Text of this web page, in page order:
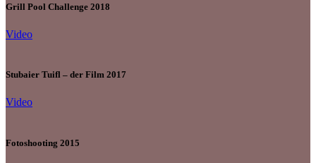
Grill Pool Challenge 2018
Video
Stubaier Tuifl – der Film 2017
Video
Fotoshooting 2015